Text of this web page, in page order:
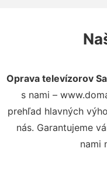
Oprava televízorov
s nami –
prehľad hlavných
nás. Garantujeme
nami